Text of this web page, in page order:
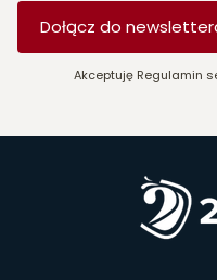
Dołącz do
Akceptuję Regulamin